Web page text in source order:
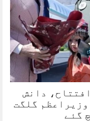
دانش
گلگت
گئے